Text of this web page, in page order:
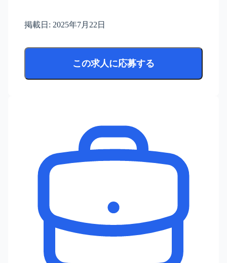
掲載日: 2025年7月22日
この求人に応募する